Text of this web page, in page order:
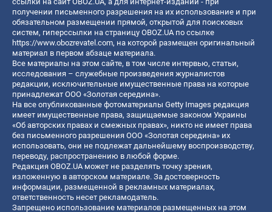
получении письменного разрешения на их использование и при
обязательном размещении прямой, открытой для поисковых
систем, гиперссылки на страницу OBOZ.UA по ссылке
https://www.obozrevatel.com, на которой размещен оригинальный
материал в первом абзаце материала.
Все материалы на этом сайте, в том числе интервью, статьи,
исследования – служебные произведения журналистов
редакции, исключительные имущественные права на которые
принадлежат ООО «Золотая середина».
На все опубликованные фотоматериалы Getty Images редакция
имеет имущественные права, защищаемые законом Украины
«Об авторских правах и смежных правах», никто не имеет права
без письменного разрешения ООО «Золотая середина» их
использовать, они не подлежат дальнейшему воспроизводству,
переводу, распространению в любой форме.
Редакция OBOZ.UA может не разделять точку зрения,
изложенную в авторском материале. За достоверность
информации, размещенной в рекламных материалах,
ответственность несет рекламодатель.
Запрещено использование материалов размещенных на этом